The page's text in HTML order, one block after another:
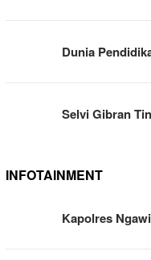
Dunia
Selvi Gibran
INFOTAINMENT
Kapolres